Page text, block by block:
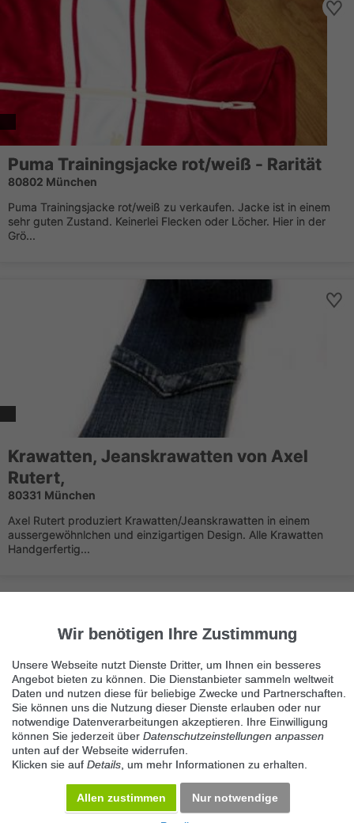
Puma Trainingsjacke rot/weiß - Rarität
80802 München
Puma Trainingsjacke rot/weiß zu verkaufen. Jacke ist in einem
sehr guten Zustand. Keinerlei Flecken oder Löcher. Hier in der
Grö...
Krawatten, Jeanskrawatten von Axel
Rutert,
80331 München
Axel Rutert produziert Krawatten/Jeanskrawatten in einem
aussergewöhnlchen und einzigartigen Design. Alle Krawatten
Handgerfertig...
Immer die neuesten Anzeigen erhalten?
Kein Angebot verpassen, täglich per E-Mail.
Benachrichtigung aktivieren
KOSTENLOS INSERIEREN
Wir benötigen Ihre Zustimmung
Unsere Webseite nutzt Dienste Dritter, um Ihnen ein besseres
Angebot bieten zu können. Die Dienstanbieter sammeln weltweit
Daten und nutzen diese für beliebige Zwecke und Partnerschaften.
Sie können uns die Nutzung dieser Dienste erlauben oder nur
notwendige Datenverarbeitungen akzeptieren. Ihre Einwilligung
können Sie jederzeit über Datenschutzeinstellungen anpassen
unten auf der Webseite widerrufen.
Klicken sie auf Details , um mehr Informationen zu erhalten.
Allen zustimmen Nur notwendige